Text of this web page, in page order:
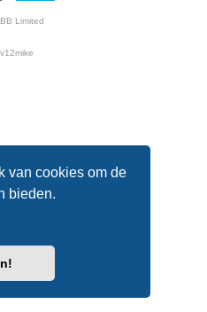
van cookies om de
bieden.
Limited